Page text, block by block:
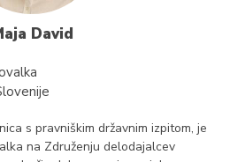
David
s pravniškim državnim izpitom, je
na Združenju delodajalcev